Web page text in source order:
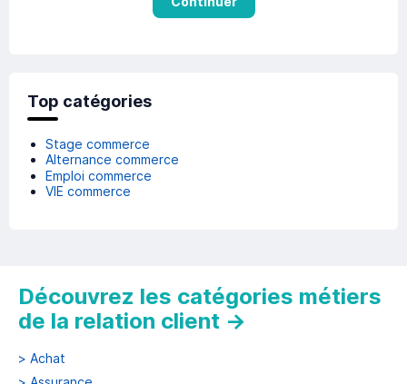
Top catégories
Stage commerce
Alternance commerce
Emploi commerce
VIE commerce
Découvrez les catégories métiers
de la relation client →
> Achat